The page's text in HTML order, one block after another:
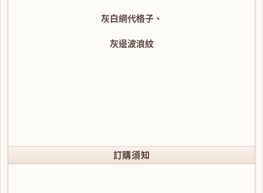
灰白網代格子、
灰邊波浪紋
訂購須知